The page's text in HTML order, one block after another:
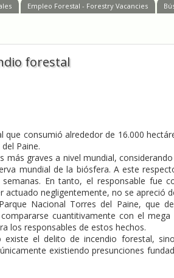
Empleo Forestal - Forestry Vacancies
forestal
consumió alrededor de 16.000
Paine.
graves a nivel mundial,
mundial de la biósfera. A este
En tanto, el responsable fue
negligentemente, no se apreció
Nacional Torres del Paine, que
cuantitivamente con el mega
los responsables de estos hechos.
el delito de incendio forestal,
existiendo presunciones